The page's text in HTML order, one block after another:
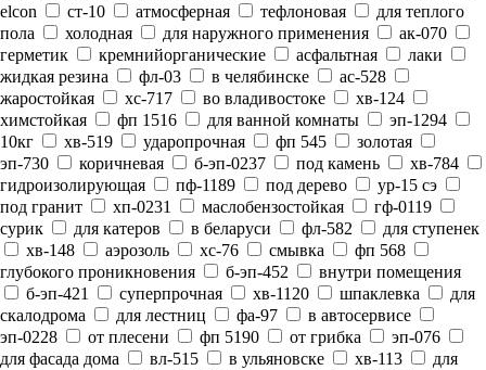
elcon
ст-10 атмосферная тефлоновая
для теплого
пола
холодная для наружного применения
ак-070
герметик
кремнийорганические асфальтная
лаки
жидкая резина
фл-03 в челябинске
ас-528
жаростойкая
хс-717 во владивостоке
хв-124
химстойкая
фп 1516 для ванной комнаты
эп-1294
10кг
хв-519 ударопрочная фп 545
золотая
эп-730
коричневая б-эп-0237 под камень
хв-784
гидроизолирующая
пф-1189 под дерево
ур-15 сэ
под гранит
хп-0231 маслобензостойкая
гф-0119
сурик
для катеров в беларуси фл-582
для ступенек
хв-148
аэрозоль хс-76 смывка
фп 568
глубокого проникновения
б-эп-452
внутри помещения
б-эп-421
суперпрочная хв-1120 шпаклевка
для
скалодрома
для лестниц фа-97
в автосервисе
эп-0228
от плесени фп 5190 от грибка
эп-076
для фасада дома
вл-515 в ульяновске хв-113
для